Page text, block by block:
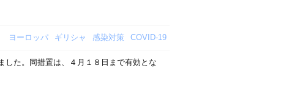
ヨーロッパ ギリシャ 感染対策 COVID-19
した。同措置は、４月１８日まで有効とな